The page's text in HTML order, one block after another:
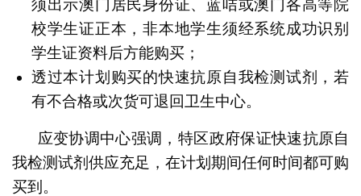
须出示澳门居民身份证、蓝咭或澳门各高等院
校学生证正本，非本地学生须经系统成功识别
学生证资料后方能购买；
透过本计划购买的快速抗原自我检测试剂，若
有不合格或次货可退回卫生中心。
应变协调中心强调，特区政府保证快速抗原自
我检测试剂供应充足，在计划期间任何时间都可购
买到。